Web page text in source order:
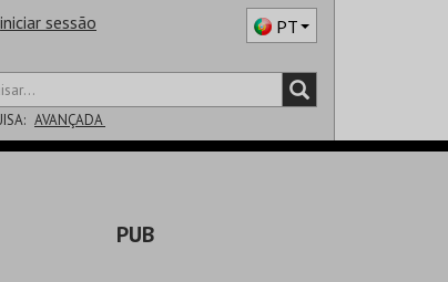
iniciar sessão PT
AVANÇADA
PUB